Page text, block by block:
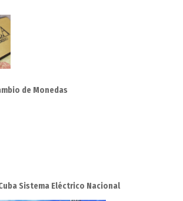
de Monedas
Sistema Eléctrico Nacional